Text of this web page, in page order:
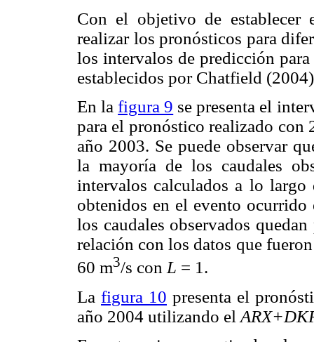
Con el objetivo de establecer
realizar los pronósticos para
los intervalos de predicción
establecidos por Chatfield
En lafigura 9 se presenta el
para el pronóstico realizado
año 2003. Se puede observar
la mayoría de los caudales
intervalos calculados a lo
obtenidos en el evento
los caudales observados
relación con los datos que
60 m3/s con L = 1.
La figura 10 presenta el
año 2004 utilizando el